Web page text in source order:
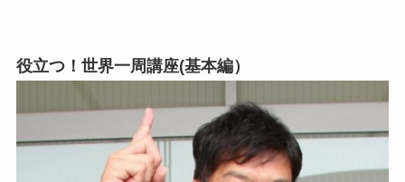
役立つ！世界一周講座(基本編）